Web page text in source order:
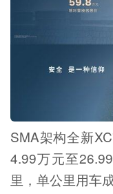
SMA架构全新
4.99万元至
里，单公里用车